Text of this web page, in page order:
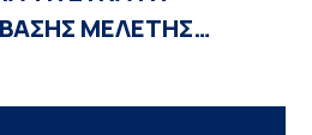
ΜΕΛΕΤΗΣ…